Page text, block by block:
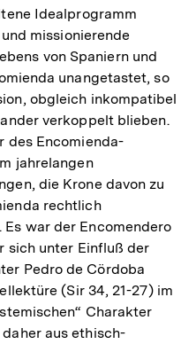
Idealprogramm
missionierende
von Spaniern und
unangetastet, so
obgleich inkompatibel
verkoppelt blieben.
des Encomienda-
jahrelangen
die Krone davon zu
rechtlich
war der Encomendero
sich unter Einfluß der
Pedro de Cördoba
(Sir 34, 21-27) im
Charakter
aus ethisch-